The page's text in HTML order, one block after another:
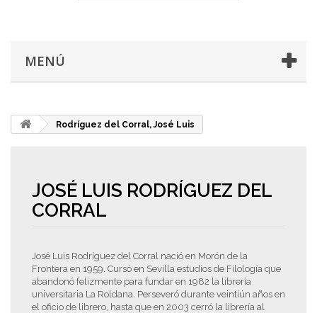
MENÚ
Rodríguez del Corral, José Luis
JOSÉ LUIS RODRÍGUEZ DEL
CORRAL
José Luis Rodríguez del Corral nació en Morón de la
Frontera en 1959. Cursó en Sevilla estudios de Filología que
abandonó felizmente para fundar en 1982 la librería
universitaria La Roldana. Perseveró durante veintiún años en
el oficio de librero, hasta que en 2003 cerró la librería al